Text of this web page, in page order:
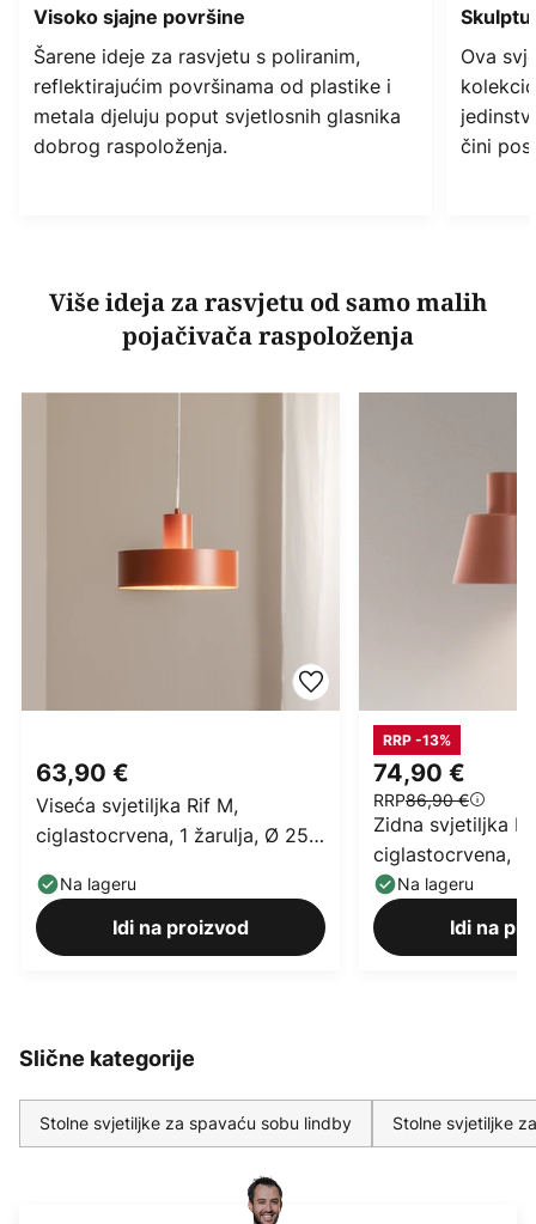
Visoko sjajne površine
Šarene ideje za rasvjetu s poliranim,
reflektirajućim površinama od plastike i
metala djeluju poput svjetlosnih glasnika
dobrog raspoloženja.
Ova
čini
Više ideja za rasvjetu od samo malih
pojačivača raspoloženja
63,90 €
Viseća svjetiljka Rif M,
ciglastocrvena, 1 žarulja, Ø 25
Na lageru
Idi na proizvod
74,90 €
RRP86,90 €
RRP -13%
Zidna svjetiljka
ciglastocrvena, 1
visina 17 cm
Na lageru
Idi na
Slične kategorije
Stolne svjetiljke za spavaću sobu lindby Stolne svjetiljke